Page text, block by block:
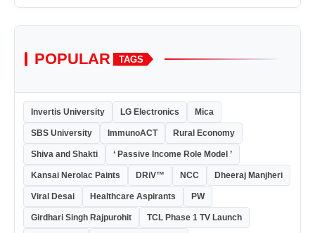
POPULAR TAGS
Invertis University LG Electronics Mica
SBS University ImmunoACT Rural Economy
Shiva and Shakti ‘ Passive Income Role Model ’
Kansai Nerolac Paints DRiV™ NCC Dheeraj Manjheri
Viral Desai Healthcare Aspirants PW
Girdhari Singh Rajpurohit TCL Phase 1 TV Launch